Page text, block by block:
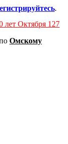
.
лет Октября 127
Омскому